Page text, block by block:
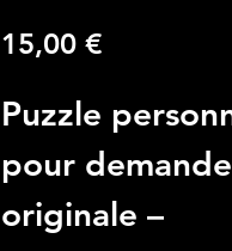
15,00 €
Puzzle
pour demande
originale –